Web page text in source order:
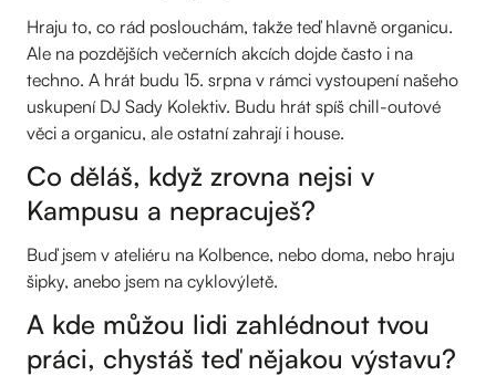
Hraju to, co rád poslouchám, takže teď hlavně organicu.
Ale na pozdějších večerních akcích dojde často i na
techno. A hrát budu 15. srpna v rámci vystoupení našeho
uskupení DJ Sady Kolektiv. Budu hrát spíš chill-outové
věci a organicu, ale ostatní zahrají i house.
Co děláš, když zrovna nejsi v
Kampusu a nepracuješ?
Buď jsem v ateliéru na Kolbence, nebo doma, nebo hraju
šipky, anebo jsem na cyklovýletě.
A kde můžou lidi zahlédnout tvou
práci, chystáš teď nějakou výstavu?